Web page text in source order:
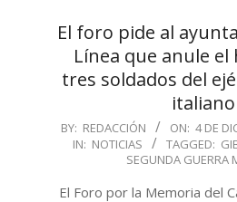
El foro pide al
Línea que anule el
tres soldados del
italiano
2024-
12-
BY: REDACCIÓN ON: 4 DE
IN: NOTICIAS TAGGED:
SEGUNDA GUERRA
El Foro por la Memoria del